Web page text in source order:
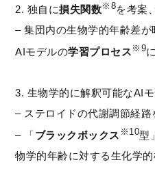
2. 独自に損失関数※8を考案
– 集団内の生物学的年齢差
AIモデルの学習プロセス ※9
3. 生物学的に解釈可能なAI
– ステロイドの代謝調節経路
– 「ブラックボックス ※10型
物学的年齢に対する生化学